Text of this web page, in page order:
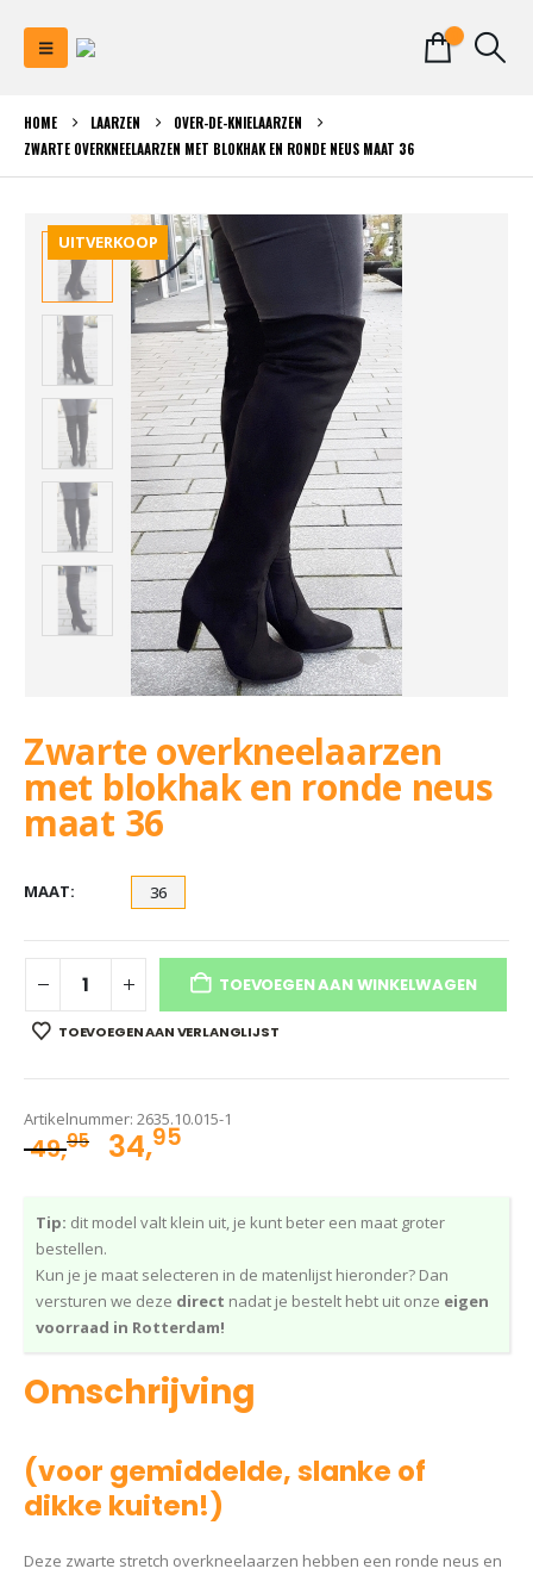
HOME LAARZEN
OVER-DE-KNIELAARZEN
ZWARTE OVERKNEELAARZEN MET BLOKHAK EN RONDE NEUS MAAT 36
UITVERKOOP
Zwarte overkneelaarzen
met blokhak en ronde neus
maat 36
MAAT 36
TOEVOEGEN AAN WINKELWAGEN
TOEVOEGEN AAN VERLANGLIJST
Artikelnummer: 2635.10.015-1
49,95 Oorspronkelijke
49,95.
34,95
34,95.
Tip: dit model valt klein uit, je kunt beter een maat groter
bestellen.
Kun je je maat selecteren in de matenlijst hieronder? Dan
versturen we deze direct nadat je bestelt hebt uit onze eigen
voorraad in Rotterdam!
Omschrijving
(voor gemiddelde, slanke of
dikke kuiten!)
Deze zwarte stretch overkneelaarzen hebben een ronde neus en